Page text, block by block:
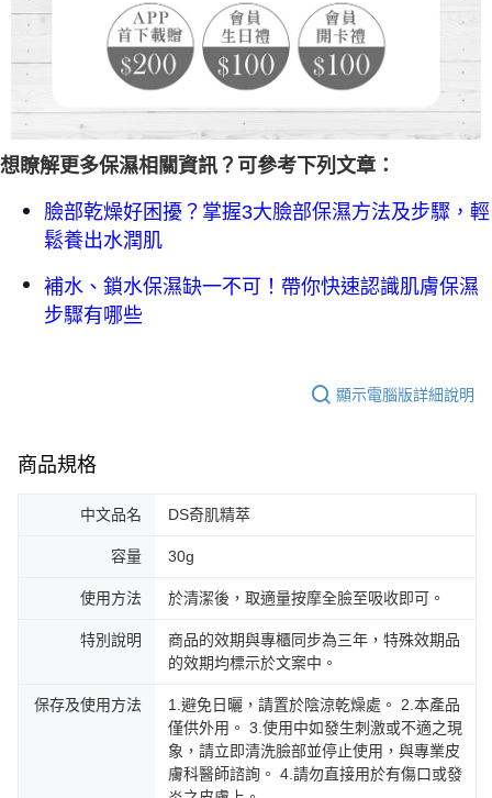
想瞭解更多保濕相關資訊？可參考下列文章：
臉部乾燥好困擾？掌握3大臉部保濕方法及步驟，輕
鬆養出水潤肌
補水、鎖水保濕缺一不可！帶你快速認識肌膚保濕
步驟有哪些
顯示電腦版詳細說明
商品規格
中文品名 DS奇肌精萃
容量 30g
使用方法 於清潔後，取適量按摩全臉至吸收即可。
特別說明
商品的效期與專櫃同步為三年，特殊效期品
的效期均標示於文案中。
保存及使用方法
1.避免日曬，請置於陰涼乾燥處。 2.本產品
僅供外用。 3.使用中如發生刺激或不適之現
象，請立即清洗臉部並停止使用，與專業皮
膚科醫師諮詢。 4.請勿直接用於有傷口或發